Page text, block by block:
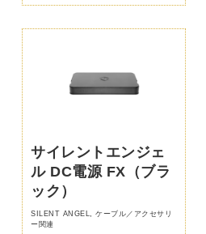
サイレントエンジェ
ル DC電源 FX（ブラ
ック）
SILENT ANGEL, ケーブル／アクセサリ
ー関連